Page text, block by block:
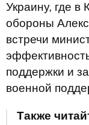
Украину, где в
обороны
встречи
поддержки и
военной
Также